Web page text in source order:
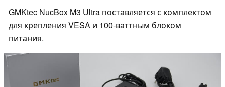
GMKtec NucBox M3 Ultra поставляется с комплектом
для крепления VESA и 100-ваттным блоком
питания.